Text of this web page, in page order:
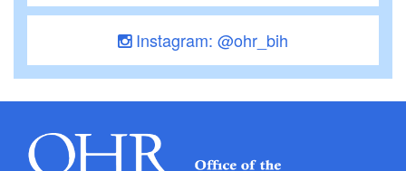
Instagram: @ohr_bih